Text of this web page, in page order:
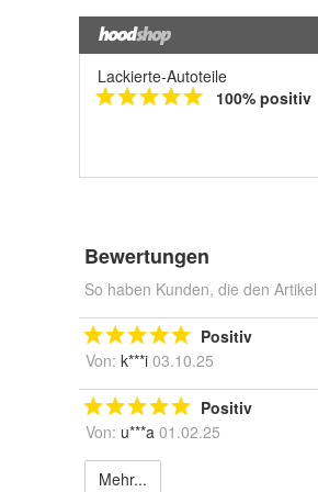
Lackierte-Autoteile
100% positiv
Bewertungen
So haben Kunden, die den
Positiv
Von: k***i 03.10.25
Positiv
Von: u***a 01.02.25
Mehr...